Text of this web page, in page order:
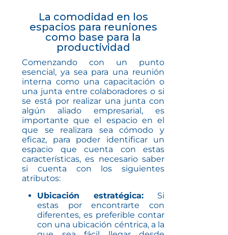
La comodidad en los
espacios para reuniones
como base para la
productividad
Comenzando con un punto
esencial, ya sea para una reunión
interna como una capacitación o
una junta entre colaboradores o si
se está por realizar una junta con
algún aliado empresarial, es
importante que el espacio en el
que se realizara sea cómodo y
eficaz, para poder identificar un
espacio que cuenta con estas
características, es necesario saber
si cuenta con los siguientes
atributos:
Ubicación estratégica: Si
estas por encontrarte con
diferentes, es preferible contar
con una ubicación céntrica, a la